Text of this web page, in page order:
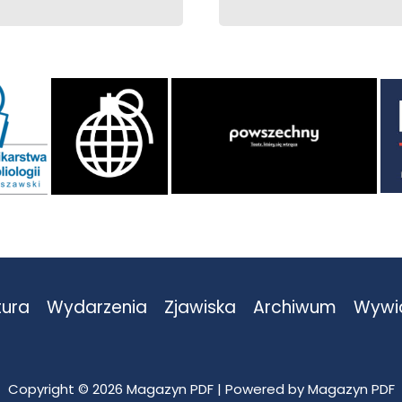
Wydarzenia Zjawiska Archiwum
Copyright © 2026 Magazyn PDF | Powered by Magazyn PDF